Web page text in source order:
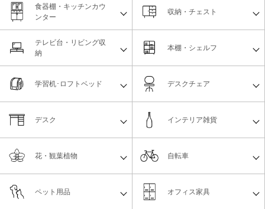
食器棚・キッチンカウ
ンター
収納・チェスト
テレビ台・リビング収
納
本棚・シェルフ
学習机･ロフトベッド デスクチェア
デスク インテリア雑貨
花・観葉植物 自転車
ペット用品 オフィス家具